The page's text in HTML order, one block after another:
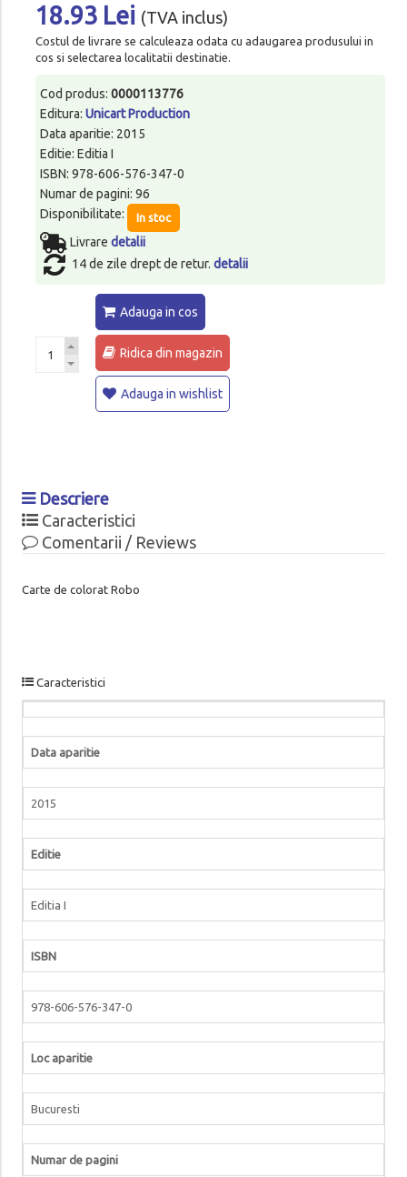
18.93 Lei (TVA inclus)
Costul de livrare se calculeaza odata cu adaugarea produsului in
cos si selectarea localitatii destinatie.
Cod produs: 0000113776
Editura: Unicart Production
Data aparitie: 2015
Editie: Editia I
ISBN: 978-606-576-347-0
Numar de pagini: 96
Disponibilitate:
In stoc
Livrare detalii
14 de zile drept de retur. detalii
Adauga in cos
Ridica din magazin
Adauga in wishlist
Descriere
Caracteristici
Comentarii / Reviews
Carte de colorat Robo
Caracteristici
Data aparitie
2015
Editie
Editia I
ISBN
978-606-576-347-0
Loc aparitie
Bucuresti
Numar de pagini